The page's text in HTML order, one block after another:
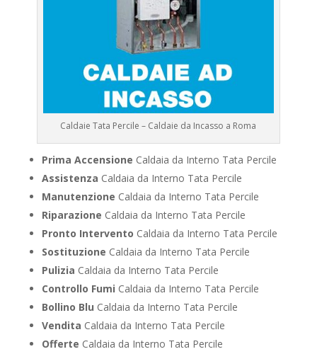
Caldaie Tata Percile – Caldaie da Incasso a Roma
Prima Accensione Caldaia da Interno Tata Percile
Assistenza Caldaia da Interno Tata Percile
Manutenzione Caldaia da Interno Tata Percile
Riparazione Caldaia da Interno Tata Percile
Pronto Intervento Caldaia da Interno Tata Percile
Sostituzione Caldaia da Interno Tata Percile
Pulizia Caldaia da Interno Tata Percile
Controllo Fumi Caldaia da Interno Tata Percile
Bollino Blu Caldaia da Interno Tata Percile
Vendita Caldaia da Interno Tata Percile
Offerte Caldaia da Interno Tata Percile